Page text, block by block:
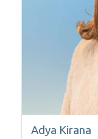
Adya Kirana